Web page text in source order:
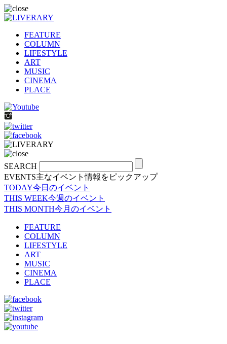
FEATURE
COLUMN
LIFESTYLE
ART
MUSIC
CINEMA
PLACE
SEARCH
EVENTS主なイベント情報をピックアップ
TODAY今日のイベント
THIS WEEK今週のイベント
THIS MONTH今月のイベント
FEATURE
COLUMN
LIFESTYLE
ART
MUSIC
CINEMA
PLACE